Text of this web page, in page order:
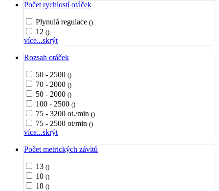
Počet rychlostí otáček
Plynulá regulace ()
12 ()
více...skrýt
Rozsah otáček
50 - 2500 ()
70 - 2000 ()
50 - 2000 ()
100 - 2500 ()
75 - 3200 ot./min ()
75 - 2500 ot/min ()
více...skrýt
Počet metrických závitů
13 ()
10 ()
18 ()